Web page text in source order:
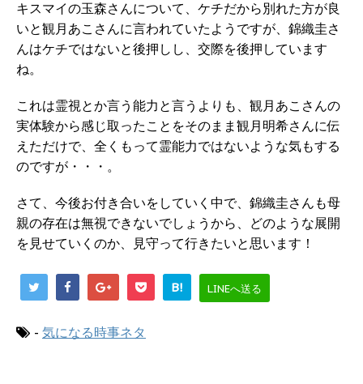
キスマイの玉森さんについて、ケチだから別れた方が良
いと観月あこさんに言われていたようですが、錦織圭さ
んはケチではないと後押しし、交際を後押しています
ね。
これは霊視とか言う能力と言うよりも、観月あこさんの
実体験から感じ取ったことをそのまま観月明希さんに伝
えただけで、全くもって霊能力ではないような気もする
のですが・・・。
さて、今後お付き合いをしていく中で、錦織圭さんも母
親の存在は無視できないでしょうから、どのような展開
を見せていくのか、見守って行きたいと思います！
B! LINEへ送る
- 気になる時事ネタ